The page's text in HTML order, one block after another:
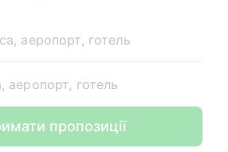
аеропорт, готель
аеропорт, готель
пропозиції